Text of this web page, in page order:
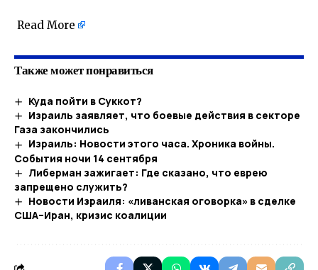
Read More
Также может понравиться
Куда пойти в Суккот?
Израиль заявляет, что боевые действия в секторе
Газа закончились
Израиль: Новости этого часа. Хроника войны.
События ночи 14 сентября
Либерман зажигает: Где сказано, что еврею
запрещено служить?
Новости Израиля: «ливaнская оговорка» в сделке
США–Иран, кризис коалиции